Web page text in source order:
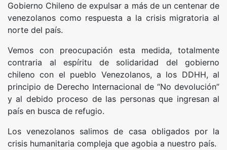
Gobierno Chileno de expulsar a más de un centenar de
venezolanos como respuesta a la crisis migratoria al
norte del país.
Vemos con preocupación esta medida, totalmente
contraria al espíritu de solidaridad del gobierno
chileno con el pueblo Venezolanos, a los DDHH, al
principio de Derecho Internacional de “No devolución”
y al debido proceso de las personas que ingresan al
país en busca de refugio.
Los venezolanos salimos de casa obligados por la
crisis humanitaria compleja que agobia a nuestro país.